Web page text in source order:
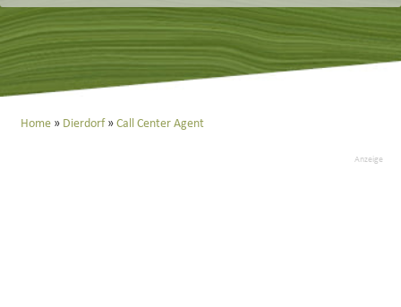
Home Dierdorf Call Center Agent
Anzeige